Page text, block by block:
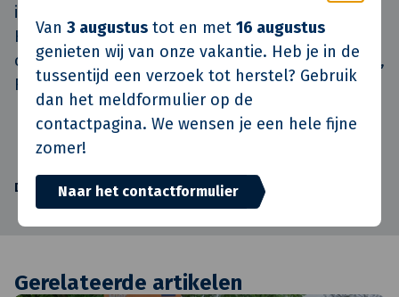
Van 3 augustus tot en met 16 augustus
genieten wij van onze vakantie. Heb je in de
tussentijd een verzoek tot herstel? Gebruik
dan het meldformulier op de
contactpagina. We wensen je een hele fijne
zomer!
Naar het contactformulier
isolatiemateriaal als schelpen te vernietigen.
Hergebruik zorgt voor minder CO2-uitstoot en is
ook nog eens kostenbesparend. Kortom, Reduce,
Reuse, Recycle!
Deel dit verhaal
Gerelateerde artikelen